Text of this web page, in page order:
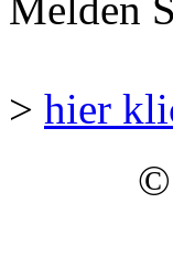
> hier
©